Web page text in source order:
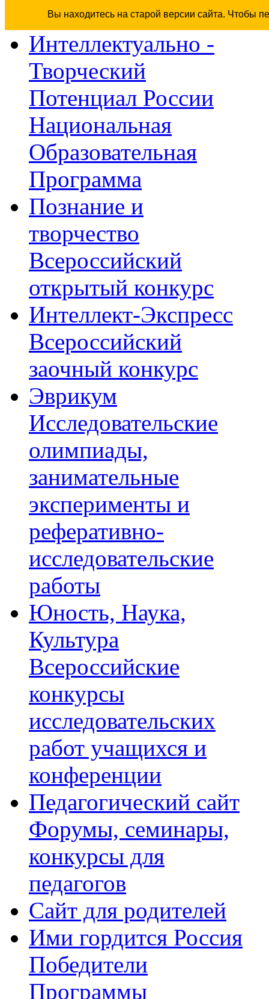
Вы находитесь на старой версии сайта. Чтобы
Интеллектуально -
Творческий
Потенциал России
Национальная
Образовательная
Программа
Познание и
творчество
Всероссийский
открытый конкурс
Интеллект-Экспресс
Всероссийский
заочный конкурс
Эврикум
Исследовательские
олимпиады,
занимательные
эксперименты и
реферативно-
исследовательские
работы
Юность, Наука,
Культура
Всероссийские
конкурсы
исследовательских
работ учащихся и
конференции
Педагогический сайт
Форумы, семинары,
конкурсы для
педагогов
Сайт для родителей
Ими гордится Россия
Победители
Программы